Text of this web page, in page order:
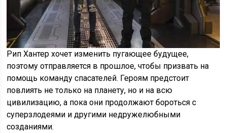
Рип Хантер хочет изменить пугающее будущее,
поэтому отправляется в прошлое, чтобы призвать на
помощь команду спасателей. Героям предстоит
повлиять не только на планету, но и на всю
цивилизацию, а пока они продолжают бороться с
суперзлодеями и другими недружелюбными
созданиями.